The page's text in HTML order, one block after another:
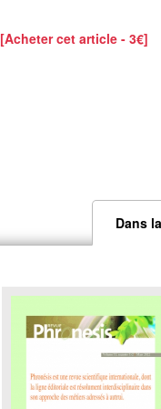
[Acheter cet article - 3€]
Dans